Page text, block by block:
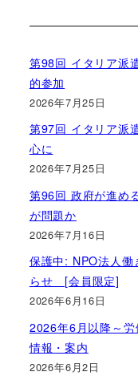
第98回 イタリア派
的参加
2026年7月25日
第97回 イタリア派
心に
2026年7月25日
第96回 政府が進め
が問題か
2026年7月16日
保護中: NPO法人
らせ [会員限定]
2026年6月16日
2026年6月以降～
情報・案内
2026年6月2日